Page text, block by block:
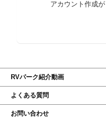
アカウント作成
RVパーク紹介動画
よくある質問
お問い合わせ